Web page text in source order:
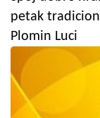
petak
Plomin Luci